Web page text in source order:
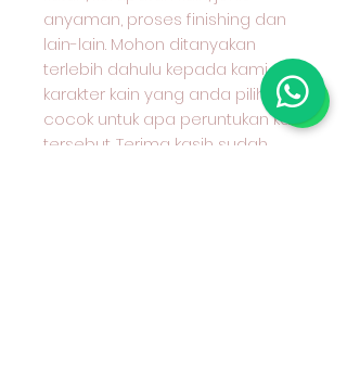
anyaman, proses finishing dan
lain-lain. Mohon ditanyakan
terlebih dahulu kepada kami
karakter kain yang anda pilih dan
cocok untuk apa peruntukan kain
tersebut. Terima kasih sudah